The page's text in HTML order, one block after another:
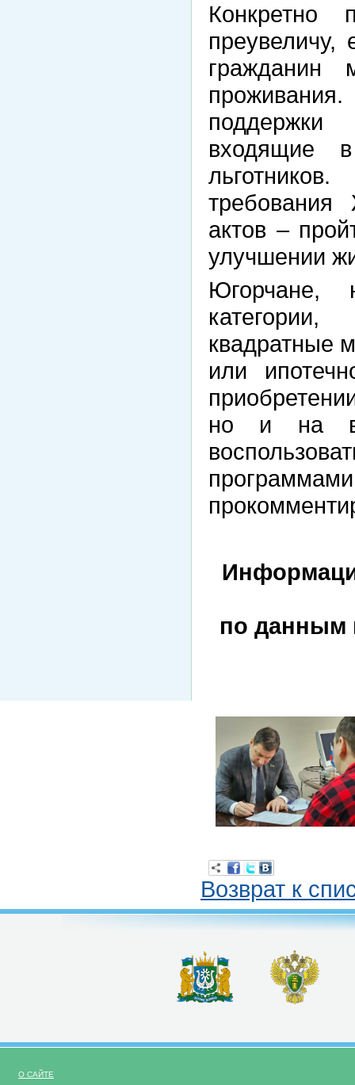
гражданин
поддержки
входящие
актов –
улучшении
Югорчане,
квадратные
или
но и на
по данным
Возврат к
О САЙТЕ